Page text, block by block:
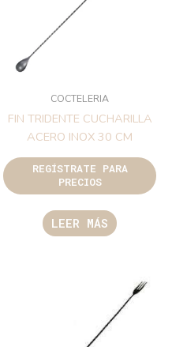
COCTELERIA
FIN TRIDENTE CUCHARILLA
ACERO INOX 30 CM
REGÍSTRATE PARA
PRECIOS
LEER MÁS